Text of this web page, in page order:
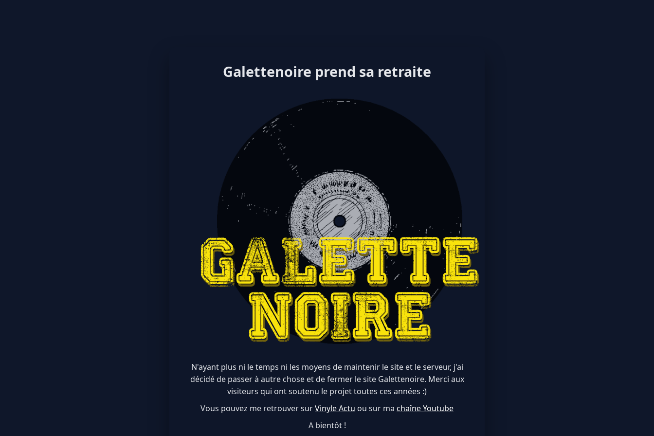
Galettenoire prend sa retraite
N'ayant plus ni le temps ni les moyens de maintenir le site et le serveur, j'ai
décidé de passer à autre chose et de fermer le site Galettenoire. Merci aux
visiteurs qui ont soutenu le projet toutes ces années :)
Vous pouvez me retrouver surVinyle Actu ou sur ma chaîne Youtube
A bientôt !